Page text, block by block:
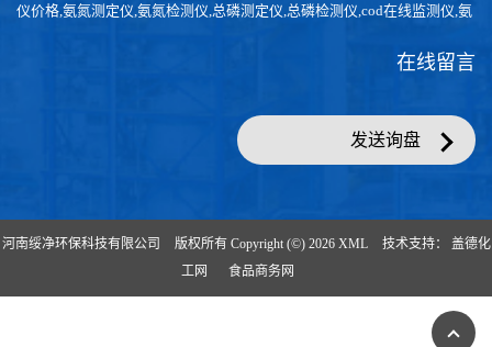
仪价格,氨氮测定仪,氨氮检测仪,总磷测定仪,总磷检测仪,cod在线监测仪,氨
在线留言
发送询盘
河南绥净环保科技有限公司 版权所有 Copyright (©) 2026 XML 技术支持： 盖德化
工网
食品商务网